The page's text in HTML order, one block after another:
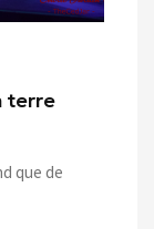
terre
que de